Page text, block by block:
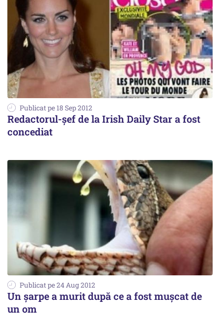
Publicat pe 18 Sep 2012
Redactorul-șef de la Irish Daily Star a fost
concediat
Publicat pe 24 Aug 2012
Un șarpe a murit după ce a fost mușcat de
un om